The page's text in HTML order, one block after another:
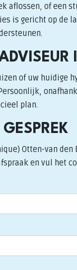
aflossen, of een
is gericht op de
of uw huidige
plan.
Otten-van
en vul het